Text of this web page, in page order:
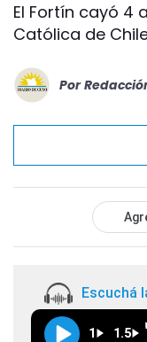
El Fortín cayó 4
Católica de
Por
Escuchá
1 1.5